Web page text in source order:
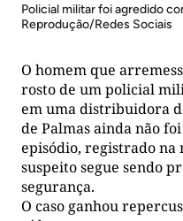
Policial militar foi agredido
Reprodução/Redes Sociais
O homem que
rosto de um policial
em uma distribuidora
de Palmas ainda não
episódio, registrado na
suspeito segue sendo
segurança.
O caso ganhou